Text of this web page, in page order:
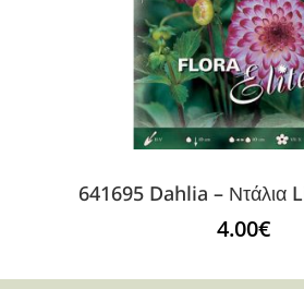
641695 Dahlia – Ντάλια
4.00€